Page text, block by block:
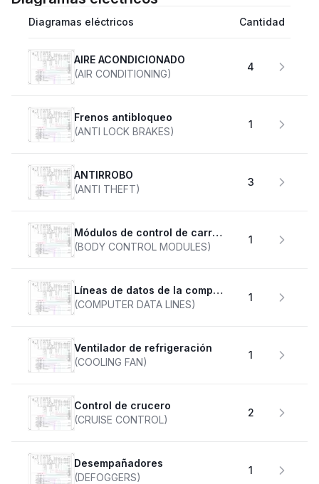
Diagramas eléctricos Cantidad
AIRE ACONDICIONADO
(AIR CONDITIONING)
4
Frenos antibloqueo
(ANTI LOCK BRAKES)
1
ANTIRROBO
(ANTI THEFT)
3
Módulos de control de carrocería
(BODY CONTROL MODULES)
1
Líneas de datos de la computadora
(COMPUTER DATA LINES)
1
Ventilador de refrigeración
(COOLING FAN)
1
Control de crucero
(CRUISE CONTROL)
2
desempañadores
(DEFOGGERS)
1